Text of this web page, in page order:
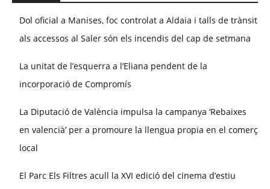
Dol oficial a Manises, foc controlat a Aldaia i talls de trànsit
als accessos al Saler són els incendis del cap de setmana
La unitat de l’esquerra a l’Eliana pendent de la
incorporació de Compromís
La Diputació de València impulsa la campanya ‘Rebaixes
en valencià’ per a promoure la llengua propia en el comerç
local
El Parc Els Filtres acull la XVI edició del cinema d’estiu